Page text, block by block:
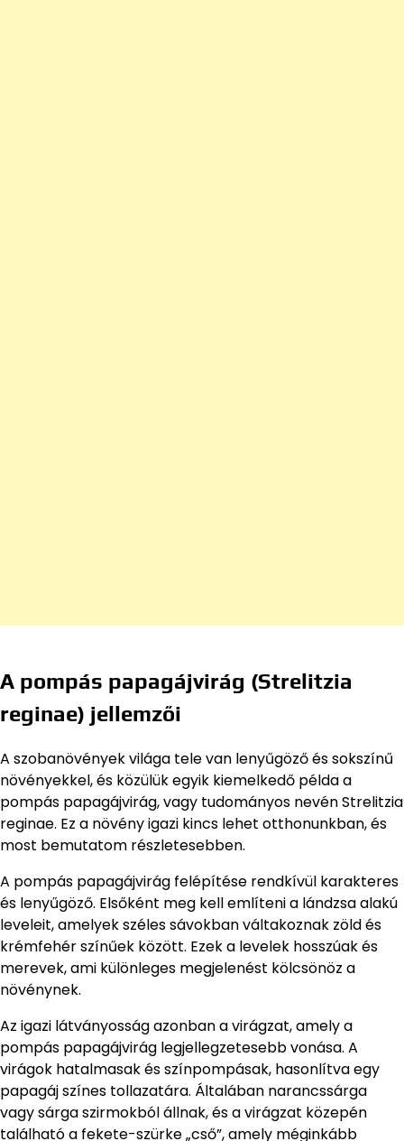
A pompás papagájvirág (Strelitzia
reginae) jellemzői
A szobanövények világa tele van lenyűgöző és sokszínű
növényekkel, és közülük egyik kiemelkedő példa a
pompás papagájvirág, vagy tudományos nevén Strelitzia
reginae. Ez a növény igazi kincs lehet otthonunkban, és
most bemutatom részletesebben.
A pompás papagájvirág felépítése rendkívül karakteres
és lenyűgöző. Elsőként meg kell említeni a lándzsa alakú
leveleit, amelyek széles sávokban váltakoznak zöld és
krémfehér színűek között. Ezek a levelek hosszúak és
merevek, ami különleges megjelenést kölcsönöz a
növénynek.
Az igazi látványosság azonban a virágzat, amely a
pompás papagájvirág legjellegzetesebb vonása. A
virágok hatalmasak és színpompásak, hasonlítva egy
papagáj színes tollazatára. Általában narancssárga
vagy sárga szirmokból állnak, és a virágzat közepén
található a fekete-szürke „cső”, amely méginkább